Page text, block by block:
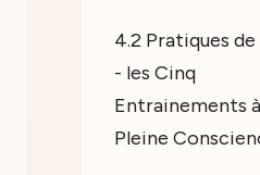
4.2 Pratiques de
- les Cinq
Entrainements
Pleine